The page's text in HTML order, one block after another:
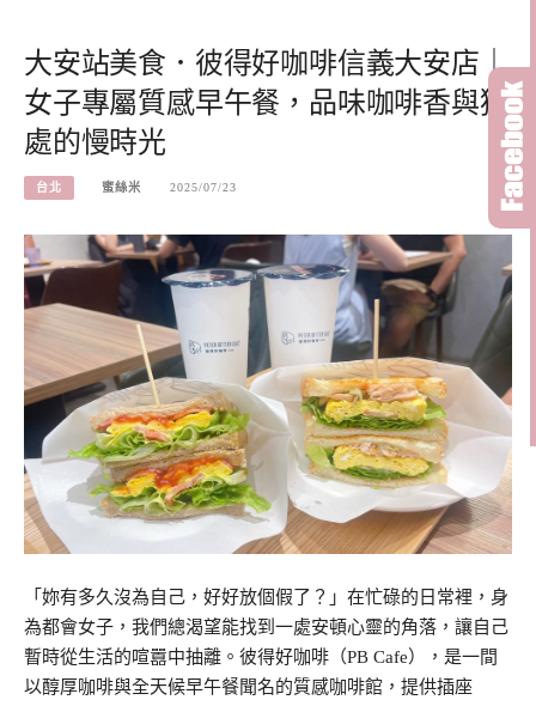
大安站美食．彼得好咖啡信義大安店｜
女子專屬質感早午餐，品味咖啡香與獨
處的慢時光
台北 蜜絲米 2025/07/23
「妳有多久沒為自己，好好放個假了？」在忙碌的日常裡，身
為都會女子，我們總渴望能找到一處安頓心靈的角落，讓自己
暫時從生活的喧囂中抽離。彼得好咖啡（PB Cafe），是一間
以醇厚咖啡與全天候早午餐聞名的質感咖啡館，提供插座